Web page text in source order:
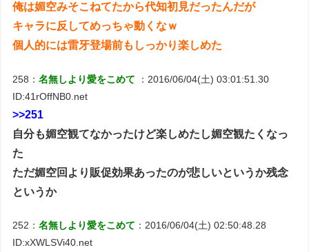
俺は媚空みそこねてたから代知初見だったんだが
キャラに反してめっちゃ動くなｗ
個人的には雷牙登場前もしっかり楽しめた
258：名無しより愛をこめて
：2016/06/04(土) 03:01:51.30
ID:41rOffNB0.net
>>251
自分も媚空観てなかったけど楽しめたし媚空観たくなっ
た
ただ媚空回より販促効果あったのが悲しいというか残念
というか
252：名無しより愛をこめて ：2016/06/04(土) 02:50:48.28
ID:xXWLSVi40.net